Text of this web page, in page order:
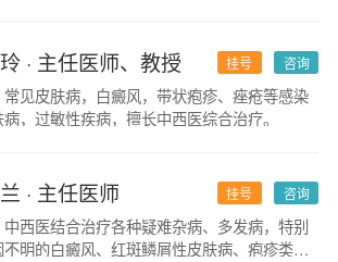
咨询
挂号
· 主任医师、教授
见皮肤病，白癜风，带状疱疹、痤疮等感染
，过敏性疾病，擅长中西医综合治疗。
咨询
挂号
· 主任医师
西医结合治疗各种疑难杂病、多发病，特别
不明的白癜风、红斑鳞屑性皮肤病、疱疹类皮